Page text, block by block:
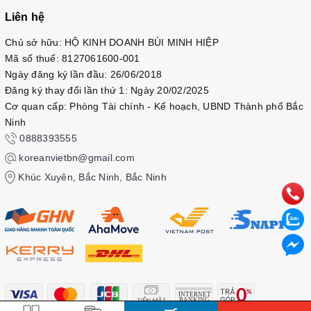
Chapter 5: Giao tiếp với đồng nghiệp
• Phát triển bản thân
• Thăng tiến
• Trò chuyện nhảm nhí
• Hoạt động sau giờ làm việc
• Xin lỗi
• Cảm ơn
• Trả lời ngắn gọn
PHẦN 3: ĐIỆN THOẠI Chapter 1: Công việc với điện thoại
• Nhận cuộc gọi
• Gọi điện
• Kết nối cuộc gọi
• Mục đích cuộc gọi
• Hệ thống tự động
• Kết thúc cuộc gọi
Chapter 2: Để lại tin nhắn
• Nghe tin nhắn khi vắng mặt
Liên hệ
Chủ sở hữu: HỘ KINH DOANH BÙI MINH HIỆP
Mã số thuế: 8127061600-001
Ngày đăng ký lần đầu: 26/06/2018
Đăng ký thay đổi lần thứ 1: Ngày 20/02/2025
Cơ quan cấp: Phòng Tài chính - Kế hoạch, UBND Thành phố Bắc
Ninh
0888393555
koreanvietbn@gmail.com
Khúc Xuyên, Bắc Ninh, Bắc Ninh